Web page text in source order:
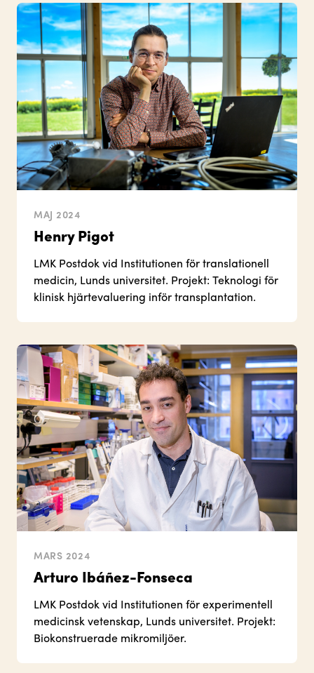
MAJ 2024
Henry Pigot
LMK Postdok vid Institutionen för translationell
medicin, Lunds universitet. Projekt: Teknologi för
klinisk hjärtevaluering inför transplantation.
MARS 2024
Arturo Ibáñez-Fonseca
LMK Postdok vid Institutionen för experimentell
medicinsk vetenskap, Lunds universitet. Projekt:
Biokonstruerade mikromiljöer.